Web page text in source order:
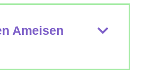
Ameisen